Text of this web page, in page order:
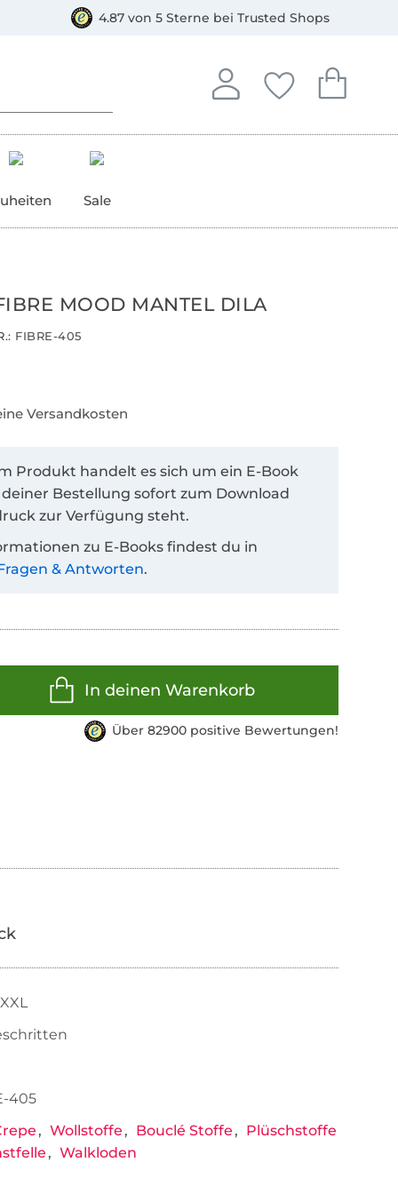
4.87 von 5 Sterne bei Trusted Shops
Anmelden
In deinem Konto
Deine
Du hast keine
Dein
Du hast
Sale
MOOD MANTEL DILA
FIBRE-405
Versandkosten
Produkt handelt es sich um ein E-Book
Bestellung sofort zum Download
zur Verfügung steht.
zu E-Books findest du in
& Antworten.
In deinen Warenkorb
Über 82900 positive Bewertungen!
405
Wollstoffe Bouclé Stoffe
Plüschstoffe
Walkloden